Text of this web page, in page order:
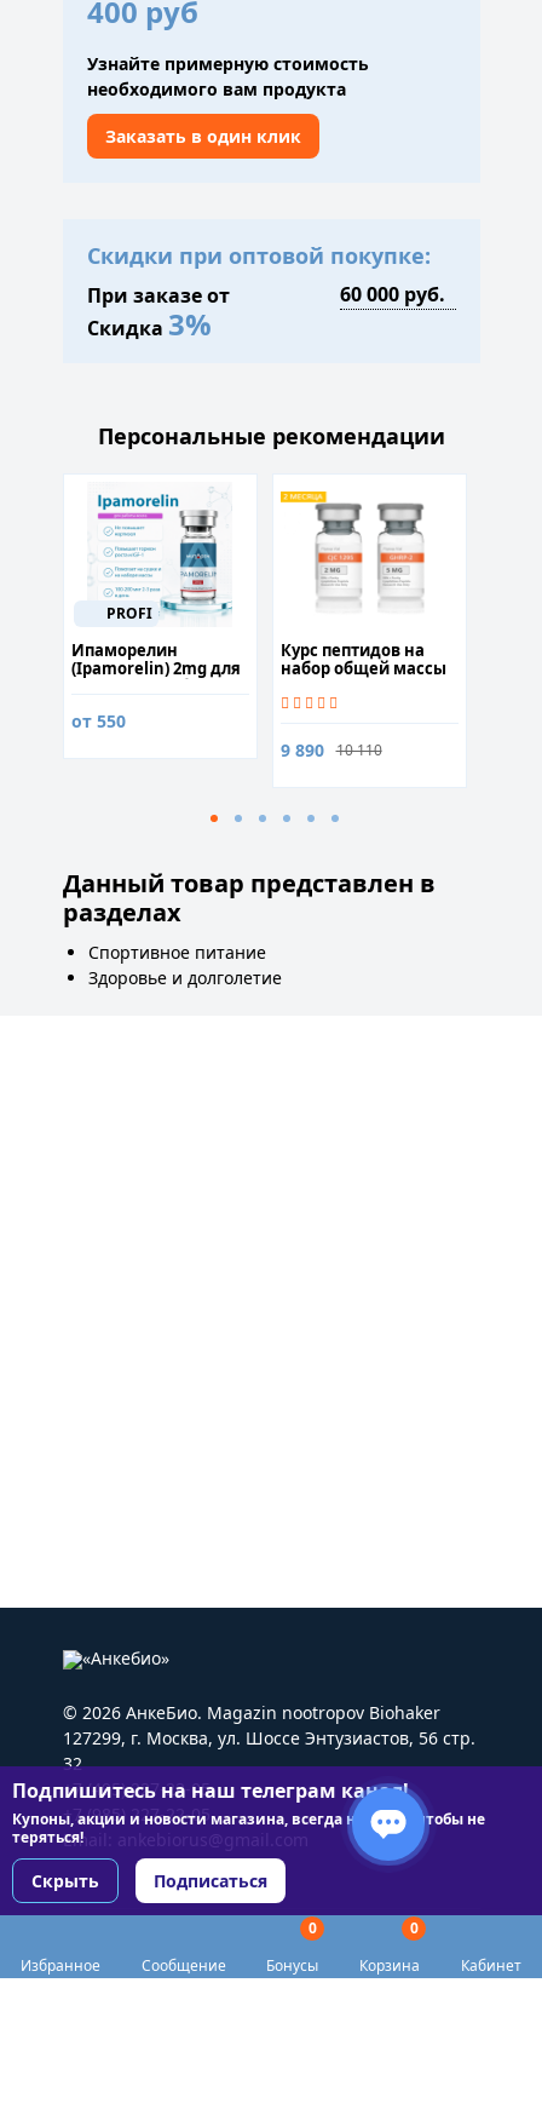
Избранное Сообщение
0
Бонусы
0
Корзина
Кабинет
400 руб
Узнайте примерную стоимость
необходимого вам продукта
Заказать в один клик
Скидки при оптовой покупке:
При заказе от
Скидка 3%
Персональные рекомендации
PROFI
Ипаморелин
(Ipamorelin) 2mg для
улучшения общего
состояния
от 550
Курс пептидов на
набор общей массы
9 890 10 110
Данный товар представлен в
разделах
Спортивное питание
Здоровье и долголетие
© 2026 АнкеБио. Magazin nootropov Biohaker
127299, г. Москва, ул. Шоссе Энтузиастов, 56 стр.
32
+7 (495) 227-22-05
+7 (985) 227-22-05
Email: ankebiorus@gmail.com
Подпишитесь на наш телеграм канал!
Купоны, акции и новости магазина, всегда на связи чтобы не
теряться!
Скрыть Подписаться